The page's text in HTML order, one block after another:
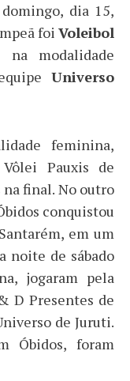
dia 15,
foi Voleibol
modalidade
Universo
feminina,
Pauxis de
na final. No outro
conquistou
em um
noite de sábado
jogaram pela
D Presentes de
de Juruti.
Óbidos, foram